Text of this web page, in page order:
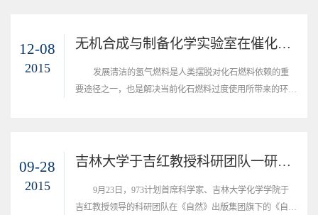
12-08
2015
无机合成与制备化学实验室在催化新材料的合成研究方面取得重要进展
发展清洁的氢气燃料是人类摆脱对化石燃料依赖的重
要途径之一，也是解决当前化石燃料过度使用所带来的环境
09-28
2015
吉林大学于吉红教授科研团队一研究成果在《自然通讯》上发表
9月23日，973计划首席科学家、吉林大学化学学院于
吉红教授领导的科研团队在《自然》出版集团旗下的《自然